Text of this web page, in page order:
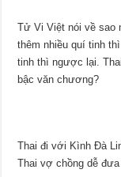
Tử Vi Việt nói về sao
thêm nhiều quí tinh
tinh thì ngược lại.
bậc văn chương?
Thai đi với Kình Đà
Thai vợ chồng dễ đưa